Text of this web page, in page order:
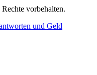
vorbehalten.